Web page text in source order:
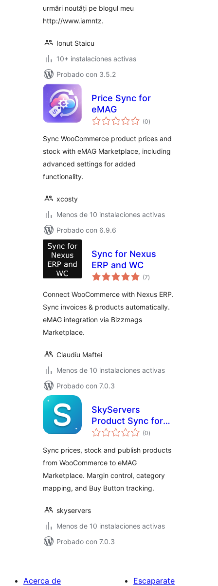
urmări noutăți pe blogul meu
http://www.iamntz.
Ionut Staicu
10+ instalaciones activas
Probado con 3.5.2
Price Sync for
eMAG
(0total
de
)
Sync WooCommerce product prices and
stock with eMAG Marketplace, including
advanced settings for added
functionality.
xcosty
Menos de 10 instalaciones activas
Probado con 6.9.6
Sync for Nexus
ERP and WC
(7total
de
)
Connect WooCommerce with Nexus ERP.
Sync invoices & products automatically.
eMAG integration via Bizzmags
Marketplace.
Claudiu Maftei
Menos de 10 instalaciones activas
Probado con 7.0.3
SkyServers
Product Sync for
eMAG
(0total
de
)
Sync prices, stock and publish products
from WooCommerce to eMAG
Marketplace. Margin control, category
mapping, and Buy Button tracking.
skyservers
Menos de 10 instalaciones activas
Probado con 7.0.3
Acerca de
Escaparate